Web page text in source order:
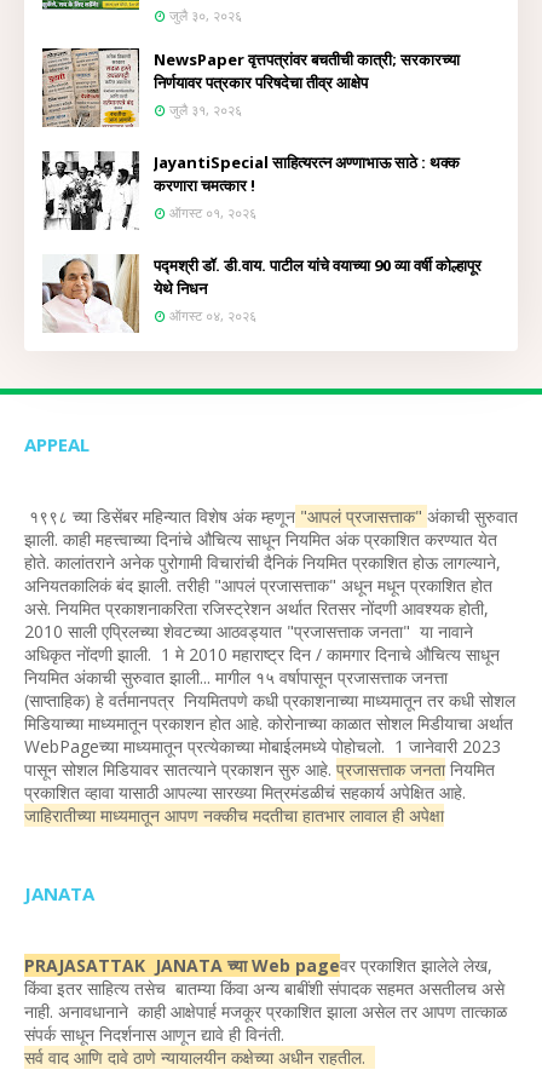
जुलै ३०, २०२६
NewsPaper वृत्तपत्रांवर बचतीची कात्री; सरकारच्या
निर्णयावर पत्रकार परिषदेचा तीव्र आक्षेप
जुलै ३१, २०२६
JayantiSpecial साहित्यरत्न अण्णाभाऊ साठे : थक्क
करणारा चमत्कार !
ऑगस्ट ०१, २०२६
पद्मश्री डॉ. डी.वाय. पाटील यांचे वयाच्या 90 व्या वर्षी कोल्हापूर
येथे निधन
ऑगस्ट ०४, २०२६
APPEAL
१९९८ च्या डिसेंबर महिन्यात विशेष अंक म्हणून "आपलं प्रजासत्ताक" अंकाची सुरुवात
झाली. काही महत्त्वाच्या दिनांचे औचित्य साधून नियमित अंक प्रकाशित करण्यात येत
होते. कालांतराने अनेक पुरोगामी विचारांची दैनिकं नियमित प्रकाशित होऊ लागल्याने,
अनियतकालिकं बंद झाली. तरीही "आपलं प्रजासत्ताक" अधून मधून प्रकाशित होत
असे. नियमित प्रकाशनाकरिता रजिस्ट्रेशन अर्थात रितसर नोंदणी आवश्यक होती,
2010 साली एप्रिलच्या शेवटच्या आठवड्यात "प्रजासत्ताक जनता" या नावाने
अधिकृत नोंदणी झाली. 1 मे 2010 महाराष्ट्र दिन / कामगार दिनाचे औचित्य साधून
नियमित अंकाची सुरुवात झाली... मागील १५ वर्षापासून प्रजासत्ताक जनत्ता
(साप्ताहिक) हे वर्तमानपत्र नियमितपणे कधी प्रकाशनाच्या माध्यमातून तर कधी सोशल
मिडियाच्या माध्यमातून प्रकाशन होत आहे. कोरोनाच्या काळात सोशल मिडीयाचा अर्थात
WebPageच्या माध्यमातून प्रत्येकाच्या मोबाईलमध्ये पोहोचलो. 1 जानेवारी 2023
पासून सोशल मिडियावर सातत्याने प्रकाशन सुरु आहे. प्रजासत्ताक जनतानियमित
प्रकाशित व्हावा यासाठी आपल्या सारख्या मित्रमंडळीचं सहकार्य अपेक्षित आहे.
जाहिरातीच्या माध्यमातून आपण नक्कीच मदतीचा हातभार लावाल ही अपेक्षा
JANATA
PRAJASATTAK JANATA च्या Web pageवर प्रकाशित झालेले लेख,
किंवा इतर साहित्य तसेच बातम्या किंवा अन्य बाबींशी संपादक सहमत असतीलच असे
नाही. अनावधानाने काही आक्षेपार्ह मजकूर प्रकाशित झाला असेल तर आपण तात्काळ
संपर्क साधून निदर्शनास आणून द्यावे ही विनंती.
सर्व वाद आणि दावे ठाणे न्यायालयीन कक्षेच्या अधीन राहतील.